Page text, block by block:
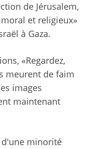
de Jérusalem,
et religieux»
à Gaza.
«Regardez,
meurent de faim
images
maintenant
d'une minorité